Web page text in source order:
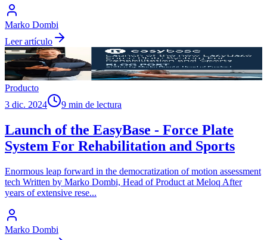
Marko Dombi
Leer artículo
Producto
3 dic. 2024
9 min de lectura
Launch of the EasyBase - Force Plate
System For Rehabilitation and Sports
Enormous leap forward in the democratization of motion assessment
tech Written by Marko Dombi, Head of Product at Meloq After
years of extensive rese...
Marko Dombi